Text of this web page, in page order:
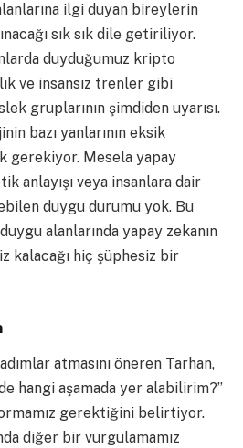
ilgi duyan bireylerin
sık sık dile getiriliyor.
duyduğumuz kripto
ve insansız trenler gibi
gruplarının şimdiden uyarısı.
bazı yanlarının eksik
gerekiyor. Mesela yapay
anlayışı veya insanlara dair
duygu durumu yok. Bu
alanlarında yapay zekanın
kalacağı hiç şüphesiz bir
atmasını öneren Tarhan,
hangi aşamada yer alabilirim?’’
gerektiğini belirtiyor.
diğer bir vurgulamamız